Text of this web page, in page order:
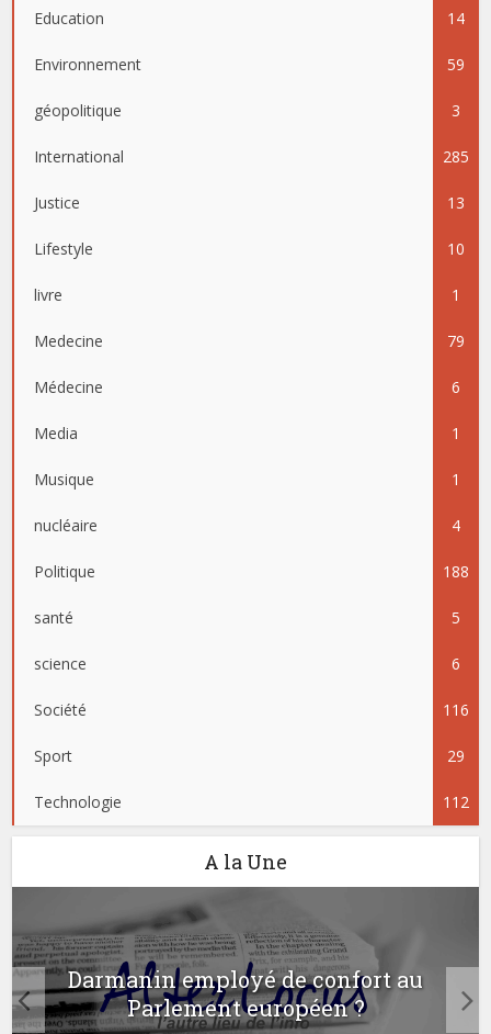
Education 14
Environnement 59
géopolitique 3
International 285
Justice 13
Lifestyle 10
livre 1
Medecine 79
Médecine 6
Media 1
Musique 1
nucléaire 4
Politique 188
santé 5
science 6
Société 116
Sport 29
Technologie 112
A la Une
Darmanin employé de confort au
Parlement européen ?